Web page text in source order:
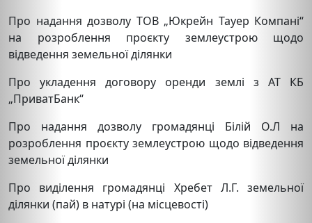
Про надання дозволу ТОВ „Юкрейн Тауер Компані“
на розроблення проєкту землеустрою щодо
відведення земельної ділянки
Про укладення договору оренди землі з АТ КБ
„ПриватБанк“
Про надання дозволу громадянці Білій О.Л на
розроблення проєкту землеустрою щодо відведення
земельної ділянки
Про виділення громадянці Хребет Л.Г. земельної
ділянки (пай) в натурі (на місцевості)